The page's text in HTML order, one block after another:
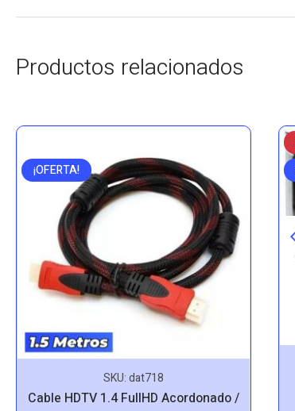
Productos relacionados
¡OFERTA!
SKU:dat718
Cable HDTV 1.4 FullHD Acordonado /